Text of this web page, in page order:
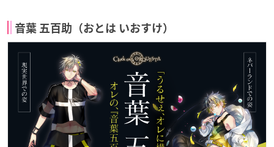
音葉 五百助（おとは いおすけ）